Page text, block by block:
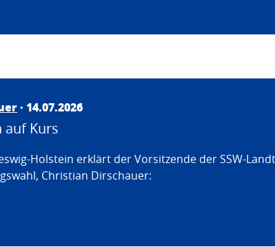
· 14.07.2026
auf Kurs
Holstein erklärt der Vorsitzende der SSW-
Christian Dirschauer: